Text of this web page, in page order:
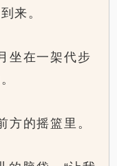
来。
坐在一架代步
方的摇篮里。